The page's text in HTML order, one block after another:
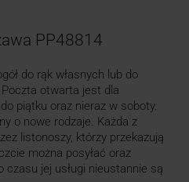
PP48814
do rąk własnych lub do
Poczta otwarta jest dla
piątku oraz nieraz w soboty.
o nowe rodzaje. Każda z
listonoszy, którzy przekazują
można posyłać oraz
czasu jej usługi nieustannie są